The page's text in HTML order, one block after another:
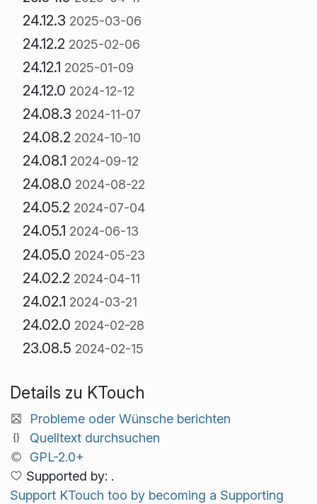
24.12.3 2025-03-06
24.12.2 2025-02-06
24.12.1 2025-01-09
24.12.0 2024-12-12
24.08.3 2024-11-07
24.08.2 2024-10-10
24.08.1 2024-09-12
24.08.0 2024-08-22
24.05.2 2024-07-04
24.05.1 2024-06-13
24.05.0 2024-05-23
24.02.2 2024-04-11
24.02.1 2024-03-21
24.02.0 2024-02-28
23.08.5 2024-02-15
Details zu KTouch
Probleme oder Wünsche berichten
Quelltext durchsuchen
GPL-2.0+
Supported by: .
Support KTouch too by becoming a Supporting